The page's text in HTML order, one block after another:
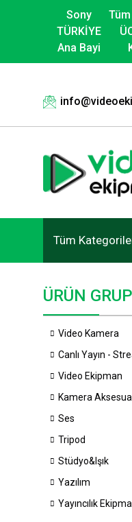
Sony
TÜRKİYE
Ana Bayi
Tüm
ÜRÜN
Video Kamera
Canlı Yayın -
Video Ekipman
Kamera
Ses
Tripod
Stüdyo&Işık
Yazılım
Yayıncılık